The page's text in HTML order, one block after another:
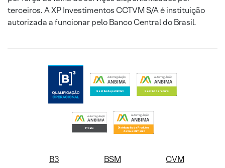
terceiros. A XP Investimentos CCTVM S/A é instituição
autorizada a funcionar pelo Banco Central do Brasil.
B3 BSM
CVM